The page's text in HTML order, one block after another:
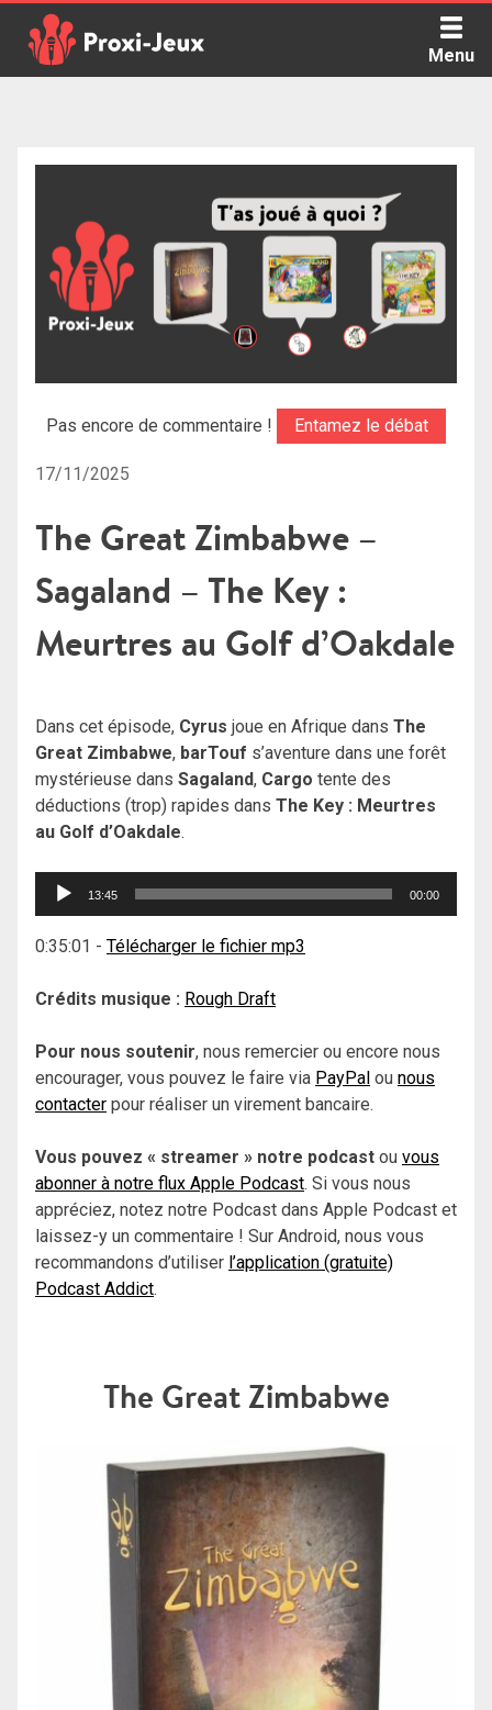
content
Menu
Pas encore de commentaire ! Entamez le débat
17/11/2025
The Great Zimbabwe –
Sagaland – The Key :
Meurtres au Golf d’Oakdale
Dans cet épisode, Cyrus joue en Afrique dans The
Great Zimbabwe, barTouf s’aventure dans une forêt
mystérieuse dans Sagaland, Cargo tente des
déductions (trop) rapides dans The Key : Meurtres
au Golf d’Oakdale.
Lecteur
13:45 00:00
0:35:01 - Télécharger le fichier mp3
Crédits musique : Rough Draft
Pour nous soutenir, nous remercier ou encore nous
encourager, vous pouvez le faire via PayPal ou nous
contacter pour réaliser un virement bancaire.
Vous pouvez « streamer » notre podcast ou vous
abonner à notre flux Apple Podcast. Si vous nous
appréciez, notez notre Podcast dans Apple Podcast et
laissez-y un commentaire ! Sur Android, nous vous
recommandons d’utiliser l’application (gratuite)
Podcast Addict.
The Great Zimbabwe